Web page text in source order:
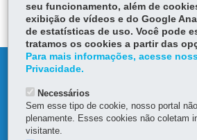
DEIXE SUA OPINIÃO
MAPA DO SITE
DENUNCIE CORRUPÇÃO
OUVIDORIA
seu funcionamento, além de
exibição de vídeos e do Google
de estatísticas de uso. Você pode
tratamos os cookies a partir das
Para mais informações, acesse
Privacidade.
Necessários
Sem esse tipo de cookie, nosso portal
plenamente. Esses cookies não coletam
visitante.